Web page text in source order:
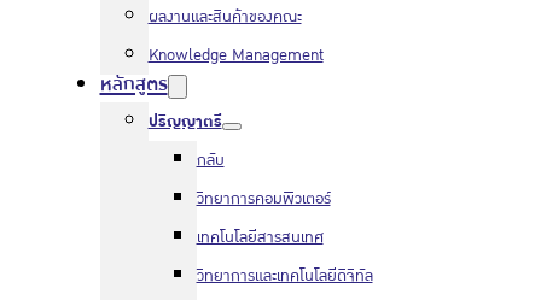
ผลงานและสินค้าของคณะ
Knowledge Management
หลักสูตร
ปริญญาตรี
กลับ
วิทยาการคอมพิวเตอร์
เทคโนโลยีสารสนเทศ
วิทยาการและเทคโนโลยีดิจิทัล